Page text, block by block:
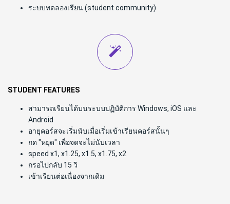
ระบบทดลองเรียน (student community)
STUDENT FEATURES
สามารถเรียนได้บนระบบปฏิบัติการ Windows, iOS และ
Android
อายุคอร์สจะเริ่มนับเมื่อเริ่มเข้าเรียนคอร์สนั้นๆ
กด "หยุด" เพื่อจดจะไม่นับเวลา
speed x1, x1.25, x1.5, x1.75, x2
กรอไปกลับ 15 วิ
เข้าเรียนต่อเนื่องจากเดิม